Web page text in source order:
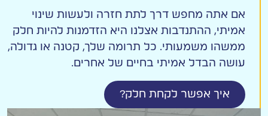
אם אתה מחפש דרך לתת חזרה ולעשות שינוי
אמיתי, ההתנדבות אצלנו היא הזדמנות להיות חלק
ממשהו משמעותי. כל תרומה שלך, קטנה או גדולה,
עושה הבדל אמיתי בחיים של אחרים.
איך אפשר לקחת חלק?